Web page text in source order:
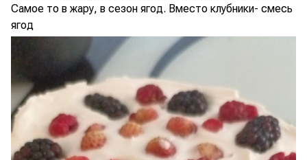
Самое то в жару, в сезон ягод. Вместо клубники- смесь
ягод